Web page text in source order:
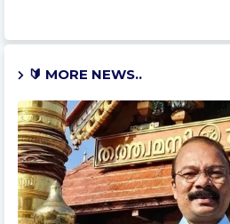
🔰 MORE NEWS..